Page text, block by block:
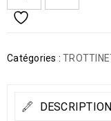
Catégories :
DESCRIPTION